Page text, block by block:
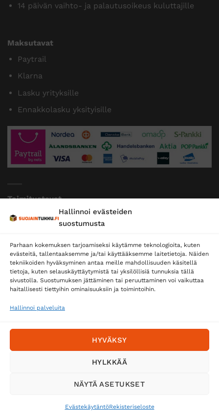
Hallinnoi evästeiden
suostumusta
Parhaan kokemuksen tarjoamiseksi käytämme teknologioita, kuten
evästeitä, tallentaaksemme ja/tai käyttääksemme laitetietoja. Näiden
tekniikoiden hyväksyminen antaa meille mahdollisuuden käsitellä
tietoja, kuten selauskäyttäytymistä tai yksilöllisiä tunnuksia tällä
sivustolla. Suostumuksen jättäminen tai peruuttaminen voi vaikuttaa
haitallisesti tiettyihin ominaisuuksiin ja toimintoihin.
Hallinnoi palveluita
HYVÄKSY
HYLKKÄÄ
NÄYTÄ ASETUKSET
EvästekäytäntöRekisteriseloste
14 päivän vaihto- ja palautusoikeus kuluttajille
Maksutavat
Paytrail
Klarna
Lasku yrityksille
Ennakkolasku yksityisille
Toimitustavat
Posti
Postnord
Tilaa uutiskirje ja saat erikoisalennuksia